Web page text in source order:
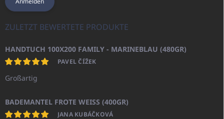
ZULETZT BEWERTETE PRODUKTE
HANDTUCH 100X200 FAMILY - MARINEBLAU (480GR)
PAVEL ČÍŽEK
Großartig
BADEMANTEL FROTE WEISS (400GR)
JANA KUBÁČKOVÁ